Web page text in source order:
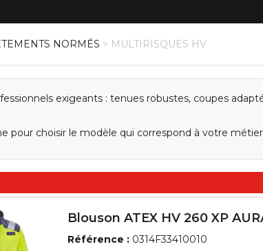
NORMÉS > MULTIRISQUES HV
exigeants : tenues robustes, coupes
pour choisir le modèle qui correspond à votre
Blouson ATEX HV 260 XP
Référence : 0314F33410010